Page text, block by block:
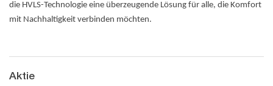
die HVLS-Technologie eine überzeugende Lösung für alle, die Komfort
mit Nachhaltigkeit verbinden möchten.
Aktie